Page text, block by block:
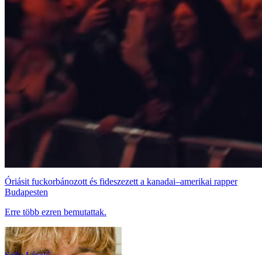
Óriásit fuckorbánozott és fideszezett a kanadai–amerikai rapper
Budapesten
Erre több ezren bemutattak.